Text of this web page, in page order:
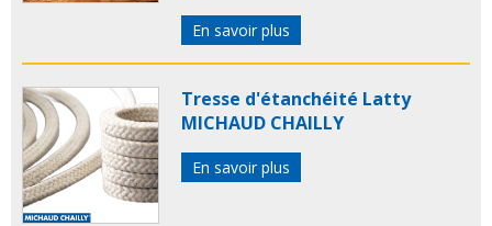
En savoir plus
Tresse d'étanchéité Latty
MICHAUD CHAILLY
En savoir plus